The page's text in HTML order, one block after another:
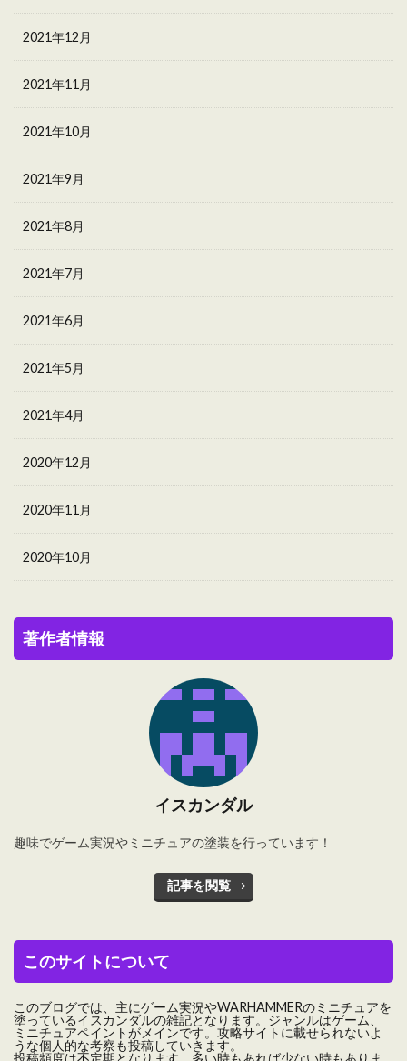
2021年12月
2021年11月
2021年10月
2021年9月
2021年8月
2021年7月
2021年6月
2021年5月
2021年4月
2020年12月
2020年11月
2020年10月
著作者情報
イスカンダル
趣味でゲーム実況やミニチュアの塗装を行っています！
記事を閲覧
このサイトについて
このブログでは、主にゲーム実況やWARHAMMERのミニチュアを
塗っているイスカンダルの雑記となります。ジャンルはゲーム、
ミニチュアペイントがメインです。攻略サイトに載せられないよ
うな個人的な考察も投稿していきます。